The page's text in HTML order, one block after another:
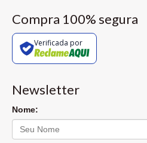
Compra 100% segura
Verificada por
Newsletter
Nome: